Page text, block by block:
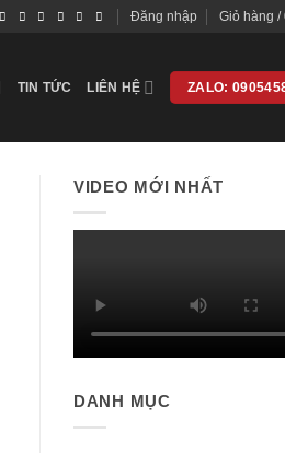
Đăng nhập Giỏ hàng /
TIN TỨC LIÊN HỆ ZALO:
VIDEO MỚI NHẤT
DANH MỤC